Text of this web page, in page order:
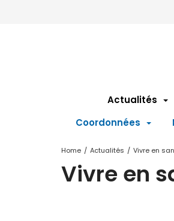
Actualités
Coordonnées
Home / Actualités / Vivre en
Vivre en